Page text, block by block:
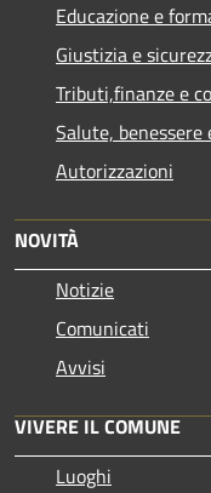
Educazione e
Giustizia e
Tributi,finanze e
Salute, benessere
Autorizzazioni
NOVITÀ
Notizie
Comunicati
Avvisi
VIVERE IL COMUNE
Luoghi